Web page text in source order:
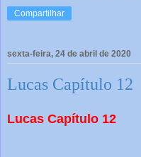
Compartilhar
sexta-feira, 24 de abril de 2020
Lucas Capítulo 12
Lucas Capítulo 12